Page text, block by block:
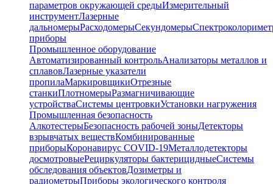
параметров окружающей средыИзмерительный
инструментЛазерные
дальномерыРасходомерыСекундомеры
приборы
Промышленное оборудование
Автоматизированный контрольАнализаторы металлов и
сплавовЛазерные указатели
пропилаМаркировщикиОтрезные
станкиПлотномерыРазмагничивающие
устройстваСистемы центровкиУстановки нагружения
Промышленная безопасность
АлкотестерыБезопасность рабочей зоныДетекторы
взрывчатых веществКомбинированные
приборыКоронавирус COVID-19Металлодетекторы
досмотровыеРециркуляторы бактерицидныеСистемы
обследования объектовДозиметры и
радиометрыПриборы экологического контроля